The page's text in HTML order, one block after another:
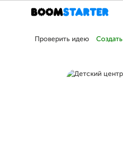
Проверить идею Создать